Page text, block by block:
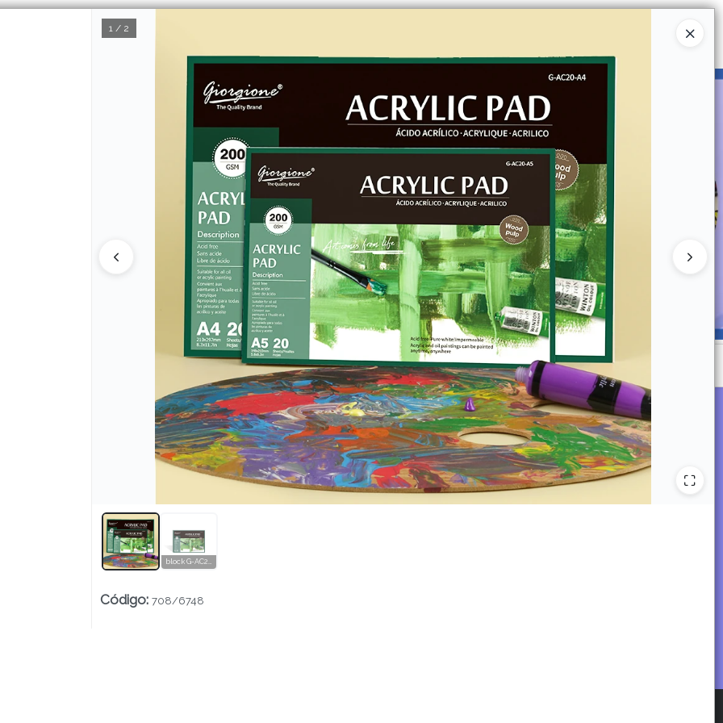
1 / 2
block G-AC20-A3 pad acríclico 200grs x20 hojas A3
Código: 708/6748
CÓMO COMPRAR QUIÉNES SOMOS CATÁLOGOS CONTACTO
Lista vacía